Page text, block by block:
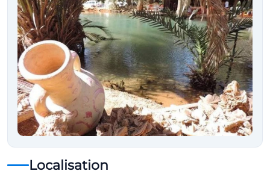
Localisation